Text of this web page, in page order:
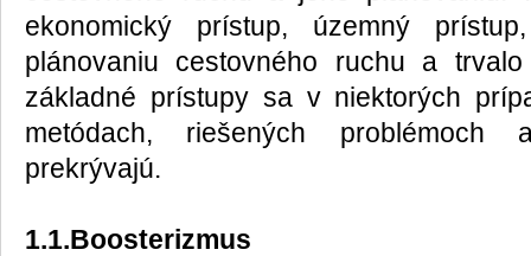
ekonomický prístup, územný
plánovaniu cestovného ruchu a
základné prístupy sa v niektorých
metódach, riešených problémoch
prekrývajú.
1.1.Boosterizmus